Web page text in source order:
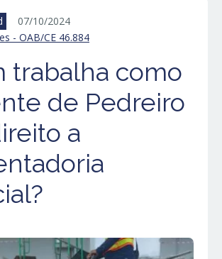
07/10/2024
- OAB/CE 46.884
trabalha como
de Pedreiro
a